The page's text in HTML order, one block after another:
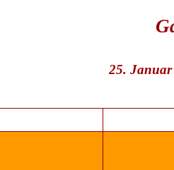
25. Januar